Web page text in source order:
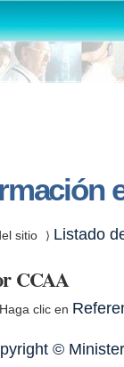
sitio ⟩ Listado
CCAA
Haga clic en
©